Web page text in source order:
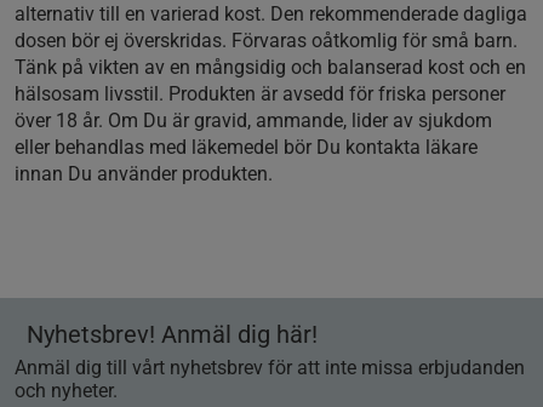
alternativ till en varierad kost. Den rekommenderade dagliga
dosen bör ej överskridas. Förvaras oåtkomlig för små barn.
Tänk på vikten av en mångsidig och balanserad kost och en
hälsosam livsstil. Produkten är avsedd för friska personer
över 18 år. Om Du är gravid, ammande, lider av sjukdom
eller behandlas med läkemedel bör Du kontakta läkare
innan Du använder produkten.
Nyhetsbrev! Anmäl dig här!
Anmäl dig till vårt nyhetsbrev för att inte missa erbjudanden
och nyheter.